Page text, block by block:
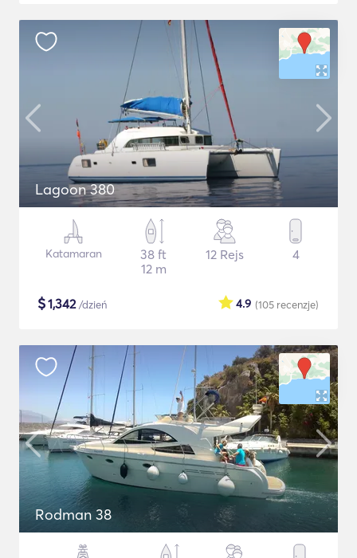
Lagoon 380
Katamaran
38 ft
12 m
12 Rejs 4
$1,342/dzień (105 recenzje)
4.9
Rodman 38